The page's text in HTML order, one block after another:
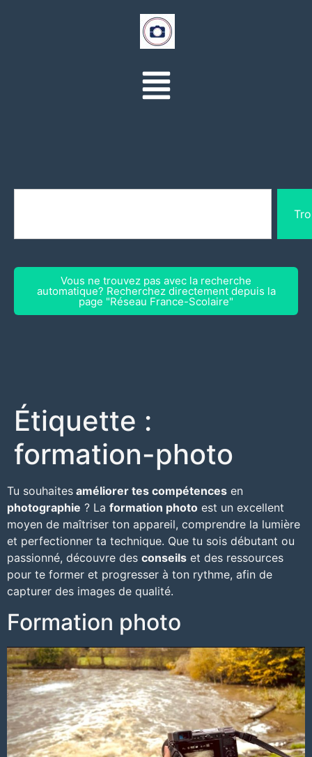
Vous ne trouvez pas avec la recherche
automatique? Recherchez directement depuis la
page "Réseau France-Scolaire"
Étiquette :
formation-photo
Tu souhaites améliorer tes compétences en
photographie ? La formation photo est un excellent
moyen de maîtriser ton appareil, comprendre la lumière
et perfectionner ta technique. Que tu sois débutant ou
passionné, découvre des conseils et des ressources
pour te former et progresser à ton rythme, afin de
capturer des images de qualité.
Formation photo